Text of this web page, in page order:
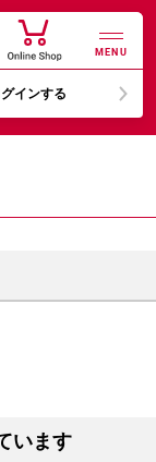
MENU
グインする
います